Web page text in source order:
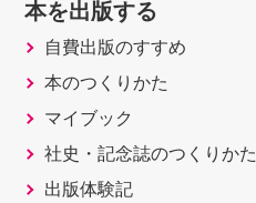
本を出版する
自費出版のすすめ
本のつくりかた
マイブック
社史・記念誌のつくりかた
出版体験記